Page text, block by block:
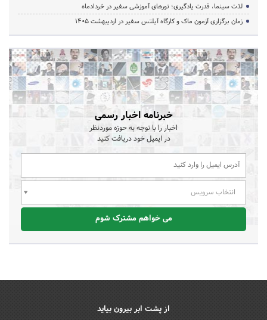
لذت سینما، قدرت یادگیری؛ تورهای آموزشی سفیر در خردادماه
زمان برگزاری آزمون ماک و کارگاه آیلتس سفیر در اردیبهشت 1405
خبرنامه اخبار رسمی
اخبار را با توجه به حوزه موردنظر
در ایمیل خود دریافت کنید
انتخاب سرویس
می خواهم مشترک شوم
از پشت ابر بیرون بیاید